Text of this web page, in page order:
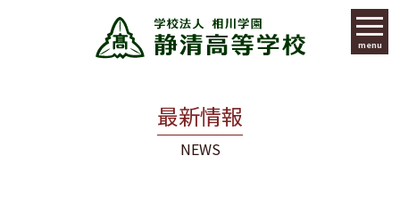
menu
最新情報
NEWS